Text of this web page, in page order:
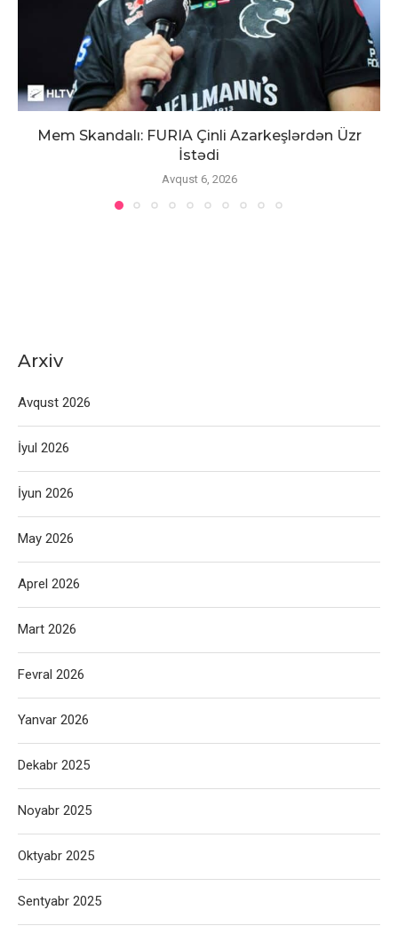
Mem Skandalı: FURIA Çinli Azarkeşlərdən Üzr
İstədi
Avqust 6, 2026
Arxiv
Avqust 2026
İyul 2026
İyun 2026
May 2026
Aprel 2026
Mart 2026
Fevral 2026
Yanvar 2026
Dekabr 2025
Noyabr 2025
Oktyabr 2025
Sentyabr 2025